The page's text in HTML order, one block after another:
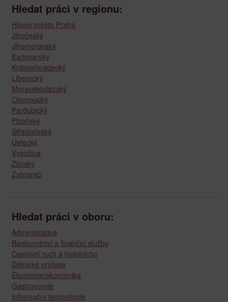
Hledat práci v regionu:
Hlavní město Praha
Jihočeský
Jihomoravský
Karlovarský
Královéhradecký
Liberecký
Moravskoslezský
Olomoucký
Pardubický
Plzeňský
Středočeský
Ústecký
Vysočina
Zlínský
Zahraničí
Hledat práci v oboru:
Administrativa
Bankovnictví a finanční služby
Cestovní ruch a hotelnictví
Dělnické profese
Ekonomie/ekonomika
Gastronomie
Informační technologie